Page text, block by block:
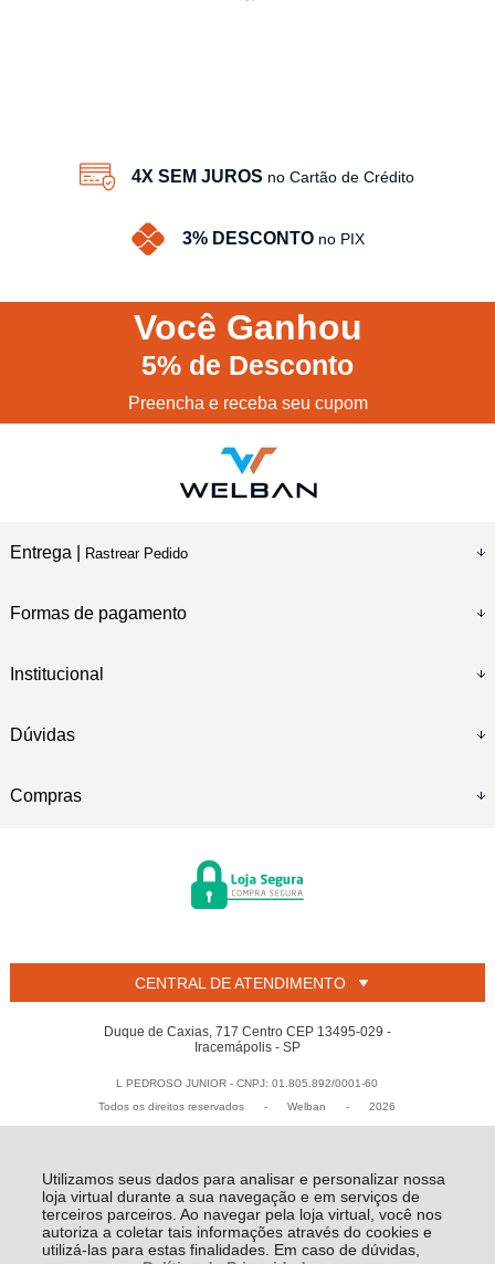
Utilizamos seus dados para analisar e personalizar nossa
loja virtual durante a sua navegação e em serviços de
terceiros parceiros. Ao navegar pela loja virtual, você nos
autoriza a coletar tais informações através do cookies e
utilizá-las para estas finalidades. Em caso de dúvidas,
4X SEM JUROS no Cartão de Crédito
3% DESCONTO no PIX
Você Ganhou
5% de Desconto
Preencha e receba seu cupom
Entrega | Rastrear Pedido
Formas de pagamento
Institucional
Dúvidas
Compras
CENTRAL DE ATENDIMENTO
Duque de Caxias, 717 Centro CEP 13495-029 -
Iracemápolis - SP
L PEDROSO JUNIOR - CNPJ: 01.805.892/0001-60
Todos os direitos reservados
- Welban - 2026